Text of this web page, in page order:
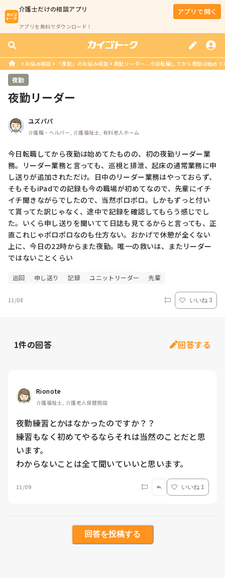
介護士だけの相談アプリ
アプリを無料でダウンロード！
アプリで開く
お悩み相談 「夜勤」のお悩み相談 夜勤リーダー...今日転職してから夜勤は始め
夜勤
夜勤リーダー
ユズパパ
介護職・ヘルパー, 介護福祉士, 有料老人ホーム
今日転職してから夜勤は始めてたものの、初の夜勤リーダー業
務。リーダー業務と言っても、巡視と排泄、起床の通常業務に申
し送りが追加されただけ。日中のリーダー業務はやっておらず、
そもそもiPadでの記録も今の職場が初めてなので、先輩にイチ
イチ聞きながらでしたので、当然ポロポロ。しかもずっと付い
て貰ってた訳じゃなく、途中で記録を確認してもらう感じでし
た。いくら申し送りを聞いてて日誌も見てるからと言っても、正
直これじゃポロポロなのも仕方ない。おかげで休憩が全くない
上に、今日の22時からまた夜勤。唯一の救いは、またリーダー
ではないことくらい
巡回 申し送り 記録 ユニットリーダー 先輩
11/08 いいね 3
1件の回答 回答する
Rionote
介護福祉士, 介護老人保健施設
夜勤練習とかはなかったのですか？？
練習もなく初めてやるならそれは当然のことだと思
います。
わからないことは全て聞いていいと思います。
11/09 いいね 1
回答を投稿する